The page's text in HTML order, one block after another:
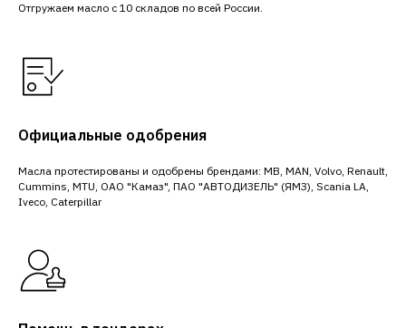
Отгружаем масло с 10 складов по всей России.
Официальные одобрения
Масла протестированы и одобрены брендами: MB, MAN, Volvo, Renault,
Cummins, MTU, ОАО "Камаз", ПАО "АВТОДИЗЕЛЬ" (ЯМЗ), Scania LA,
Iveco, Caterpillar